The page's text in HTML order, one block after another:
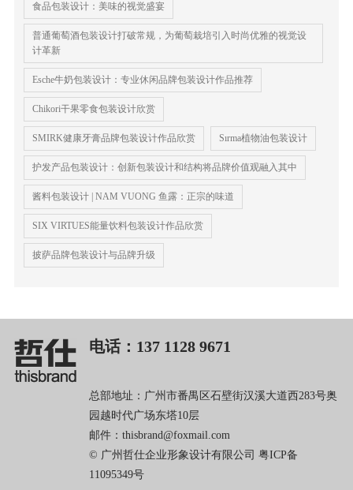
食品包装设计：美味的视觉盛宴
普通葡萄酒包装设计打破常规，为葡萄栽培引入时尚优雅的视觉设
计革新
Esche牛奶包装设计：专业休闲品牌包装设计作品推荐
Chikori干果零食包装设计欣赏
SMIRK健康牙膏品牌包装设计作品欣赏 Sırma植物油包装设计
护发产品包装设计：创新包装设计和结构将品牌价值观融入其中
酱料包装设计 | NAM VUONG 鱼露：正宗的味道
SIX VIRTUES能量饮料包装设计作品欣赏
披萨品牌包装设计与品牌升级
电话：137 1128 9671
总部地址：广州市番禺区石壁街汉溪大道西283号奥
园越时代广场东塔10层
邮件：thisbrand@foxmail.com
© 广州哲仕企业形象设计有限公司 粤ICP备
11095349号